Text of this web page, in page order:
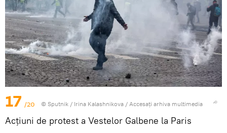
17 /20 © Sputnik / Irina Kalashnikova / Accesați arhiva multimedia
Acțiuni de protest a Vestelor Galbene la Paris